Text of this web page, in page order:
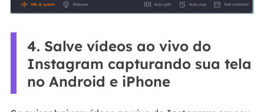
4. Salve vídeos ao vivo do
Instagram capturando sua tela
no Android e iPhone